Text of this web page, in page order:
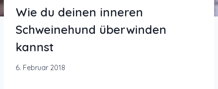
Wie du deinen inneren
Schweinehund überwinden
kannst
6. Februar 2018